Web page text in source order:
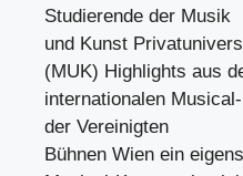
Studierende der Musik
und Kunst
(MUK) Highlights aus
internationalen
der Vereinigten
Bühnen Wien ein